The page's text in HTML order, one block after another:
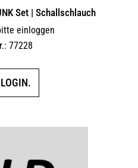
Set | Schallschlauch
einloggen
77228